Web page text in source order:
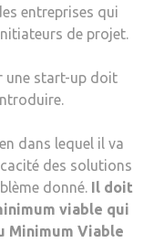
entreprises qui
de projet.
une start-up doit
dans lequel il va
des solutions
donné. Il doit
viable qui
Minimum Viable